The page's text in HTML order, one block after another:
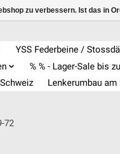
YSS Federbeine /
% % - Lager-Sale bis
Lenkerumbau
72
zu verbessern. Ist das in